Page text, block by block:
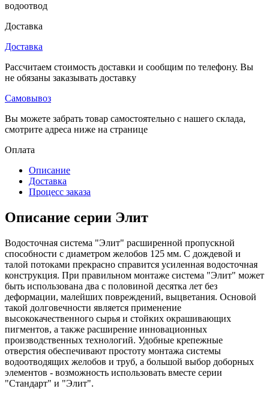
водоотвод
Доставка
Доставка
Рассчитаем стоимость доставки и сообщим по телефону. Вы
не обязаны заказывать доставку
Самовывоз
Вы можете забрать товар самостоятельно с нашего склада,
смотрите адреса ниже на странице
Оплата
Описание
Доставка
Процесс заказа
Описание серии Элит
Водосточная система "Элит" расширенной пропускной
способности с диаметром желобов 125 мм. С дождевой и
талой потоками прекрасно справится усиленная водосточная
конструкция. При правильном монтаже система "Элит" может
быть использована два с половиной десятка лет без
деформации, малейших повреждений, выцветания. Основой
такой долговечности является применение
высококачественного сырья и стойких окрашивающих
пигментов, а также расширение инновационных
производственных технологий. Удобные крепежные
отверстия обеспечивают простоту монтажа системы
водоотводящих желобов и труб, а большой выбор доборных
элементов - возможность использовать вместе серии
"Стандарт" и "Элит".